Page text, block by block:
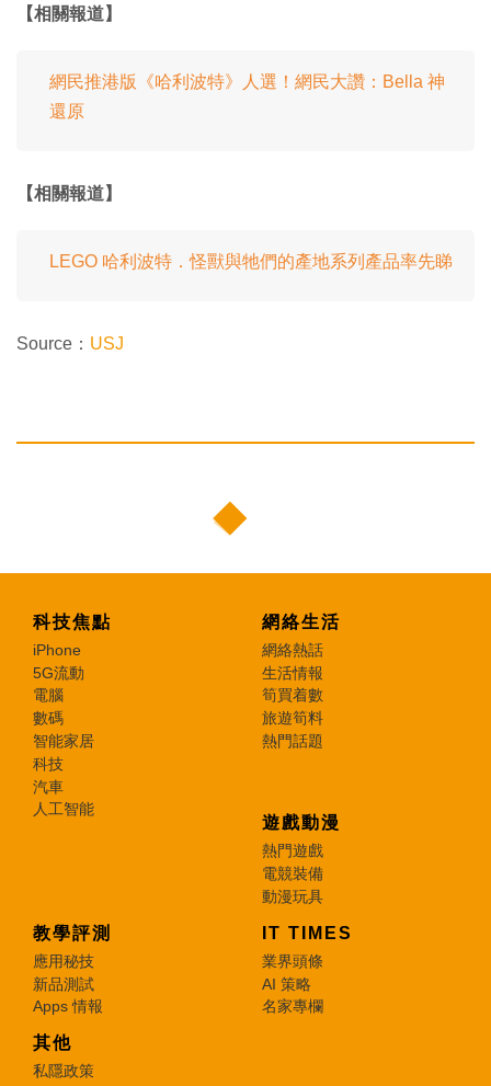
【相關報道】
網民推港版《哈利波特》人選！網民大讚：Bella 神
還原
【相關報道】
LEGO 哈利波特．怪獸與牠們的產地系列產品率先睇
Source： USJ
科技焦點
iPhone
5G流動
電腦
數碼
智能家居
科技
汽車
人工智能
網絡生活
網絡熱話
生活情報
筍買着數
旅遊筍料
熱門話題
遊戲動漫
熱門遊戲
電競裝備
動漫玩具
教學評測
應用秘技
新品測試
Apps 情報
IT TIMES
業界頭條
AI 策略
名家專欄
其他
私隱政策